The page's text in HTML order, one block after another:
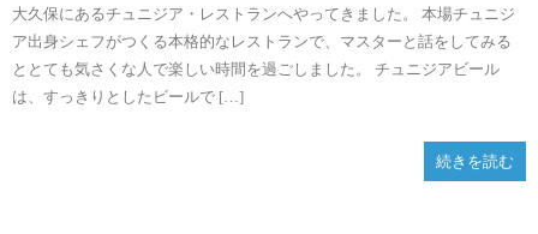
大久保にあるチュニジア・レストランへやってきました。 本場チュニジ
ア出身シェフがつくる本格的なレストランで、マスターと話をしてみる
ととても気さくな人で楽しい時間を過ごしました。 チュニジアビール
は、すっきりとしたビールで […]
続きを読む